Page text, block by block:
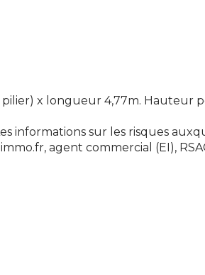
x longueur 4,77m. Hauteur
informations sur les risques
agent commercial (EI),